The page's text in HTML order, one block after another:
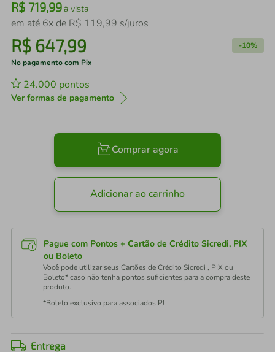
R$ 719,99à vista
em até 6x de R$ 119,99 s/juros
R$ 647,99 -10%
No pagamento com Pix
24.000 pontos
Ver formas de pagamento
Comprar agora
Adicionar ao carrinho
Pague com Pontos + Cartão de Crédito Sicredi, PIX
ou Boleto
Você pode utilizar seus Cartões de Crédito Sicredi , PIX ou
Boleto* caso não tenha pontos suficientes para a compra deste
produto.
*Boleto exclusivo para associados PJ
Entrega